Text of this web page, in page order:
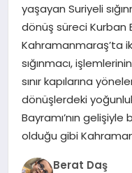
GÖKSUN
PAZARCIK
KÜNYE
yaşayan Suriyeli
dönüş süreci Kurban
Kahramanmaraş’ta
sığınmacı,
sınır kapılarına
dönüşlerdeki
Bayramı’nın
olduğu gibi
Berat Daş